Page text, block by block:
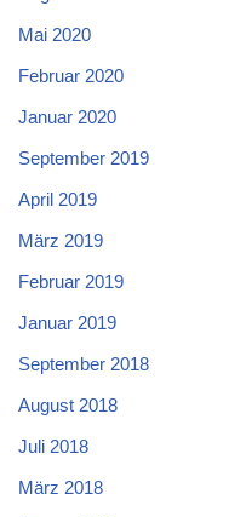
Mai 2020
Februar 2020
Januar 2020
September 2019
April 2019
März 2019
Februar 2019
Januar 2019
September 2018
August 2018
Juli 2018
März 2018